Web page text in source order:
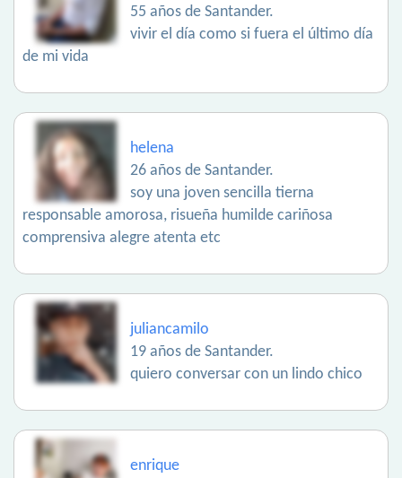
55 años de Santander.
vivir el día como si fuera el último día
de mi vida
helena
26 años de Santander.
soy una joven sencilla tierna
responsable amorosa, risueña humilde cariñosa
comprensiva alegre atenta etc
juliancamilo
19 años de Santander.
quiero conversar con un lindo chico
enrique